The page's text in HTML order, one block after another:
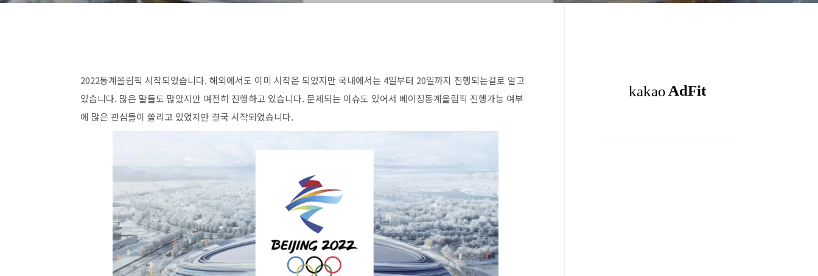
2022동계올림픽 시작되었습니다. 해외에서도 이미 시작은 되었지만 국내에서는 4일부터 20일까지 진행되는걸로 알고
있습니다. 많은 말들도 많았지만 여전히 진행하고 있습니다. 문제되는 이슈도 있어서 베이징동계올림픽 진행가능 여부
에 많은 관심들이 쏠리고 있었지만 결국 시작되었습니다.